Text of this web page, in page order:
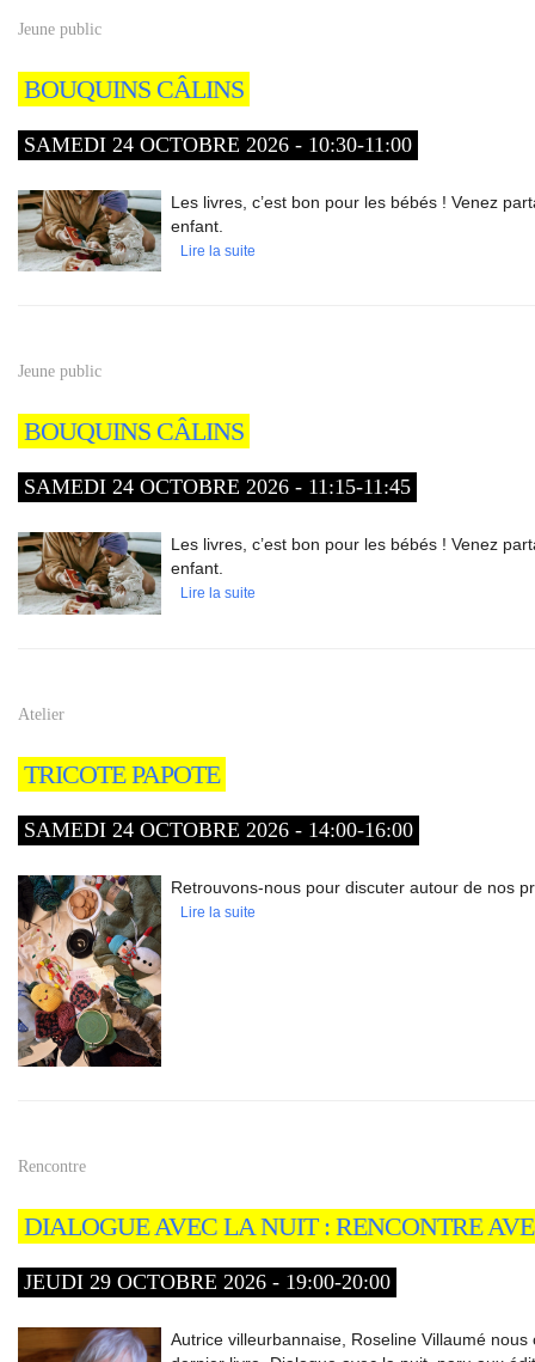
Jeune public
BOUQUINS CÂLINS
SAMEDI 24 OCTOBRE 2026 - 10:30-11:00
Les livres, c’est bon pour les bébés ! Venez
enfant.
Lire la suite
Jeune public
BOUQUINS CÂLINS
SAMEDI 24 OCTOBRE 2026 - 11:15-11:45
Les livres, c’est bon pour les bébés ! Venez
enfant.
Lire la suite
Atelier
TRICOTE PAPOTE
SAMEDI 24 OCTOBRE 2026 - 14:00-16:00
Retrouvons-nous pour discuter autour de nos
Lire la suite
Rencontre
DIALOGUE AVEC LA NUIT : RENCONTRE
JEUDI 29 OCTOBRE 2026 - 19:00-20:00
Autrice villeurbannaise, Roseline Villaumé